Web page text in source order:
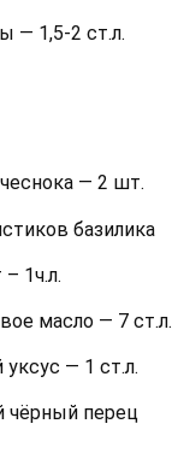
— 1,5-2 ст.л.
— 2 шт.
базилика
1ч.л.
масло — 7 ст.л.
— 1 ст.л.
чёрный перец